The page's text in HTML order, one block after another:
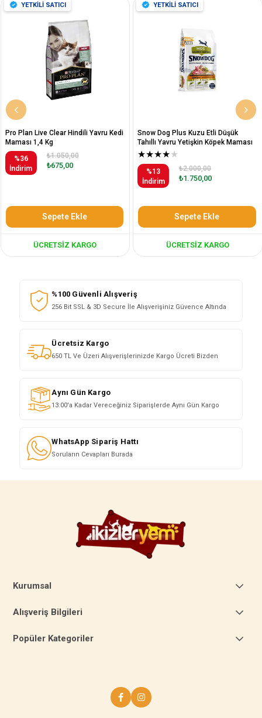
Pro Plan Live Clear Hindili Yavru Kedi
Maması 1,4 Kg
%36
İndirim
₺675,00
₺1.050,00
Sepete Ekle
ÜCRETSIZ KARGO
YETKİLİ SATICI
Snow Dog Plus Kuzu Etli Düşük
Tahıllı Yavru Yetişkin Köpek Maması
12 Kg
★★★★★
%13
İndirim
₺1.750,00
₺2.000,00
Sepete Ekle
ÜCRETSIZ KARGO
YETKİLİ SATICI
%100 Güvenli Alışveriş
256 Bit SSL & 3D Secure İle Alışverişiniz Güvence Altında
Ücretsiz Kargo
650 TL Ve Üzeri Alışverişlerinizde Kargo Ücreti Bizden
Aynı Gün Kargo
13:00'a Kadar Vereceğiniz Siparişlerde Aynı Gün Kargo
WhatsApp Sipariş Hattı
Soruların Cevapları Burada
Kurumsal
Alışveriş Bilgileri
Popüler Kategoriler